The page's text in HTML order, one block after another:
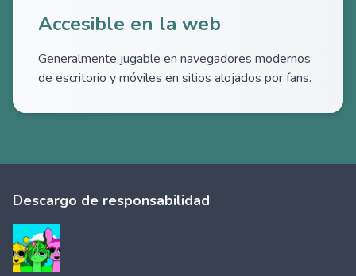
Accesible en la web
Generalmente jugable en navegadores modernos
de escritorio y móviles en sitios alojados por fans.
Descargo de responsabilidad